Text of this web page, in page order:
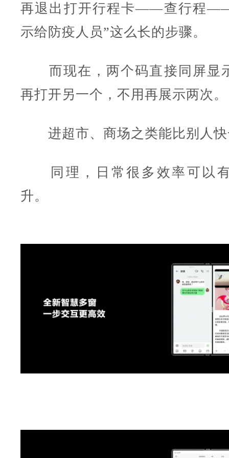
再退出打开行程卡——查行程
示给防疫人员”这么长的步骤。
而现在，两个码直接同屏显
再打开另一个，不用再展示两次。
进超市、商场之类能比别人快
同理，日常很多效率可以
升。